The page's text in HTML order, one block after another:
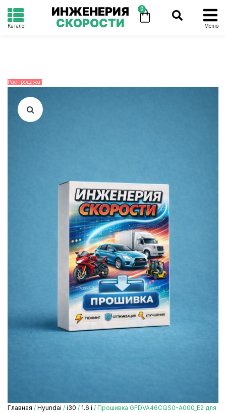
Каталог
ИНЖЕНЕРИЯ
СКОРОСТИ
0
Меню
Распродажа!
Главная / Hyundai / i30 / 1.6 i / Прошивка GFDVA46CQS0-A000_E2 для